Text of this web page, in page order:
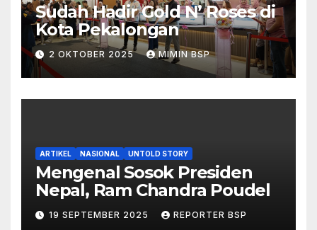
Sudah Hadir Gold N’ Roses di
Kota Pekalongan
2 OKTOBER 2025 MIMIN BSP
ARTIKEL NASIONAL UNTOLD STORY
Mengenal Sosok Presiden
Nepal, Ram Chandra Poudel
19 SEPTEMBER 2025 REPORTER BSP